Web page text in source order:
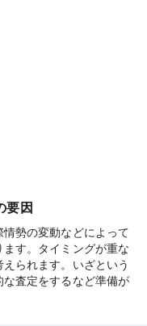
要因
勢の変動などによって
す。タイミングが重な
られます。いざという
査定をするなど準備が